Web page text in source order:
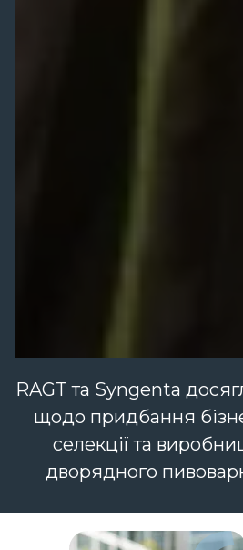
RAGT та Syngenta
щодо придбання
селекції та
дворядного